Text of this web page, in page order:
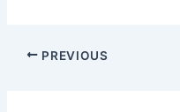
PREVIOUS